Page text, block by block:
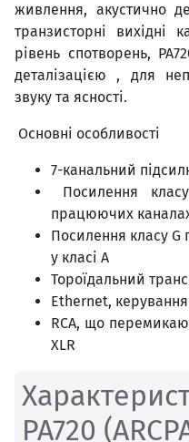
живлення, акустично
транзисторні вихідні
рівень спотворень,
деталізацією , для
звуку та ясності.
Основні особливості
7-канальний
Посилення
працюючих
Посилення класу G
у класі A
Тороїдальний
Ethernet, керування
RCA, що
XLR
PA720